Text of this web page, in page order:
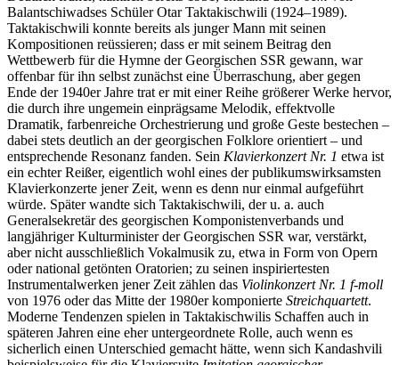
Balantschiwadses Schüler Otar Taktakischwili (1924–1989).
Taktakischwili konnte bereits als junger Mann mit seinen
Kompositionen reüssieren; dass er mit seinem Beitrag den
Wettbewerb für die Hymne der Georgischen SSR gewann, war
offenbar für ihn selbst zunächst eine Überraschung, aber gegen
Ende der 1940er Jahre trat er mit einer Reihe größerer Werke hervor,
die durch ihre ungemein einprägsame Melodik, effektvolle
Dramatik, farbenreiche Orchestrierung und große Geste bestechen –
dabei stets deutlich an der georgischen Folklore orientiert – und
entsprechende Resonanz fanden. Sein Klavierkonzert Nr. 1 etwa ist
ein echter Reißer, eigentlich wohl eines der publikumswirksamsten
Klavierkonzerte jener Zeit, wenn es denn nur einmal aufgeführt
würde. Später wandte sich Taktakischwili, der u. a. auch
Generalsekretär des georgischen Komponistenverbands und
langjähriger Kulturminister der Georgischen SSR war, verstärkt,
aber nicht ausschließlich Vokalmusik zu, etwa in Form von Opern
oder national getönten Oratorien; zu seinen inspiriertesten
Instrumentalwerken jener Zeit zählen das Violinkonzert Nr. 1 f-moll
von 1976 oder das Mitte der 1980er komponierte Streichquartett.
Moderne Tendenzen spielen in Taktakischwilis Schaffen auch in
späteren Jahren eine eher untergeordnete Rolle, auch wenn es
sicherlich einen Unterschied gemacht hätte, wenn sich Kandashvili